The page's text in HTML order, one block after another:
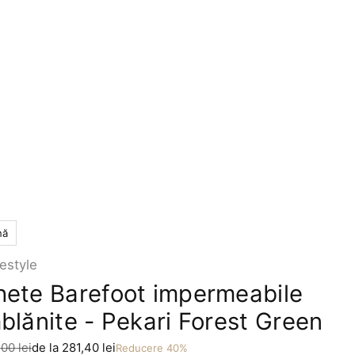
Barefoot impermeabile
- Pekari Forest Green
leide la 281,40 leiReducere 40%